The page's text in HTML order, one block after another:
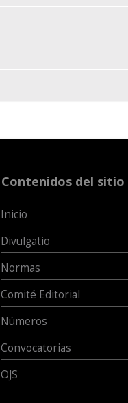
Contenidos del sitio
Inicio
Divulgatio
Normas
Comité Editorial
Números
Convocatorias
OJS